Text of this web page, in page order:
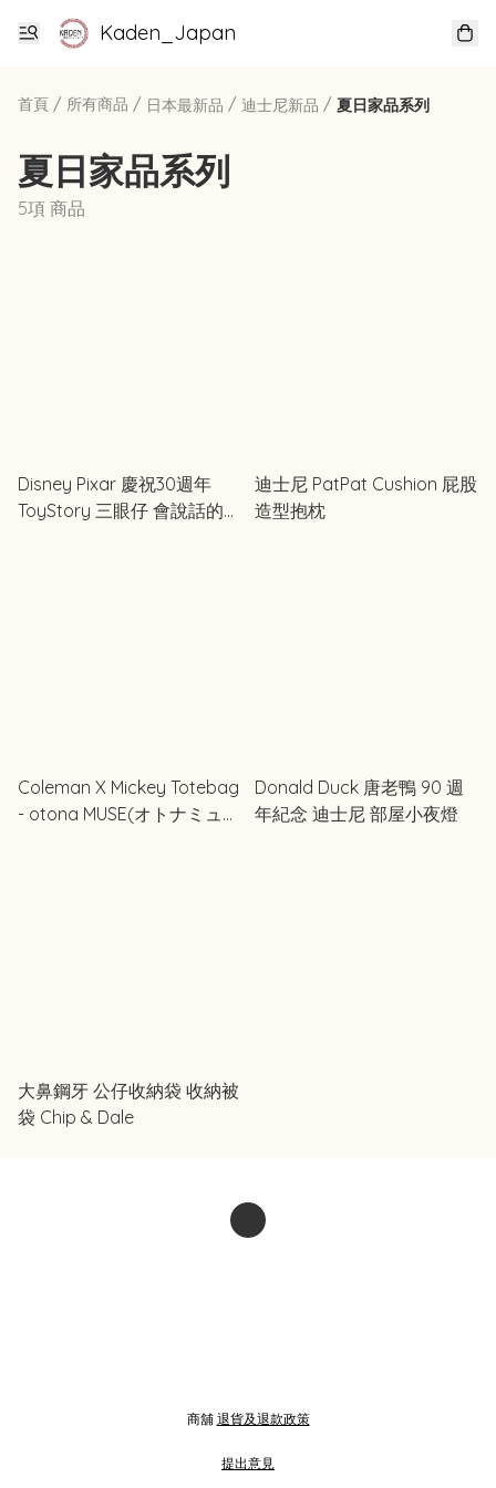
Kaden_Japan
首頁 / 所有商品 / 日本最新品 / 迪士尼新品 / 夏日家品系列
夏日家品系列
5項 商品
Disney Pixar 慶祝30週年
ToyStory 三眼仔 會說話的小
迪士尼 PatPat Cushion 屁股
造型抱枕
Coleman X Mickey Totebag
- otona MUSE(オトナミュー
Donald Duck 唐老鴨 90 週
年紀念 迪士尼 部屋小夜燈
大鼻鋼牙 公仔收納袋 收納被
袋 Chip & Dale
商舖 退貨及退款政策
提出意見